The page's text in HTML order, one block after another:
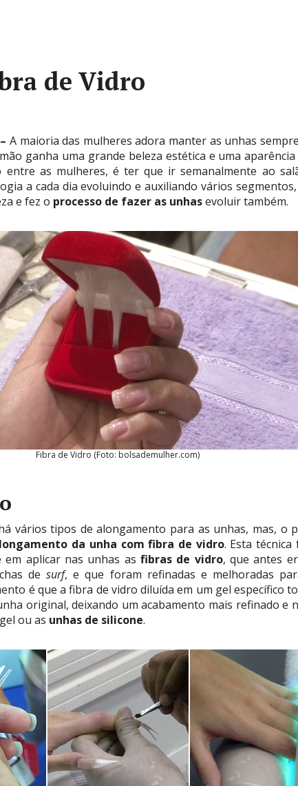
de Vidro
A maioria das mulheres adora manter as unhas
ganha uma grande beleza estética e uma aparência
entre as mulheres, é ter que ir semanalmente ao
a cada dia evoluindo e auxiliando vários
e fez o processo de fazer as unhasevoluir também.
Fibra de Vidro (Foto: bolsademulher.com)
vários tipos de alongamento para as unhas, mas, o
da unha com fibra de vidro. Esta
aplicar nas unhas as fibras de vidro, que antes
desurf, e que foram refinadas e melhoradas
é que a fibra de vidro diluída em um gel específico
original, deixando um acabamento mais refinado e
ou as unhas de silicone.